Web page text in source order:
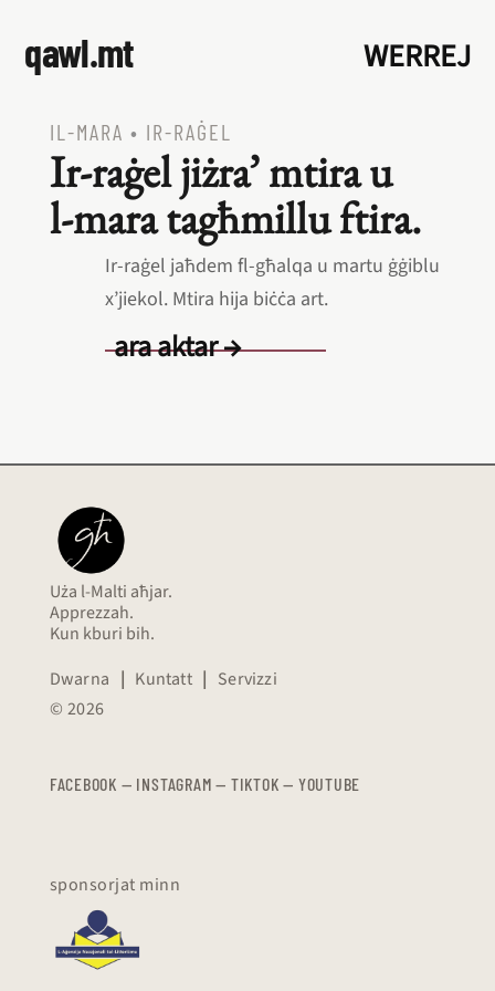
qawl.mt WERREJ
IL‑MARA • IR‑RAĠEL
Ir‑raġel jiżra’ mtira u
l‑mara tagħmillu ftira.
Ir‑raġel jaħdem fl‑għalqa u martu ġġiblu
x’jiekol. Mtira hija biċċa art.
ara aktar →
Uża l-Malti aħjar.
Apprezzah.
Kun kburi bih.
Dwarna | Kuntatt | Servizzi
© 2026
FACEBOOK — INSTAGRAM — TIKTOK — YOUTUBE
sponsorjat minn